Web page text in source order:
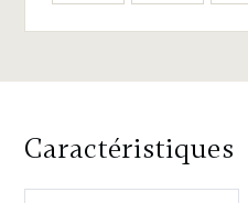
Caractéristiques